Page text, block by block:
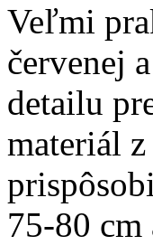
Veľmi
červenej
detailu
materiál
75-80